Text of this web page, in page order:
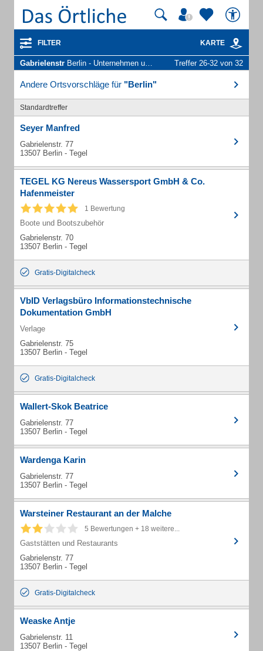
FILTER KARTE
Gabrielenstr Berlin - Unternehmen und Personen Treffer 26-32 von 32
Andere Ortsvorschläge für "Berlin"
Standardtreffer
Seyer Manfred
Gabrielenstr. 77
13507 Berlin - Tegel
TEGEL KG Nereus Wassersport GmbH & Co.
Hafenmeister
1 Bewertung
Boote und Bootszubehör
Gabrielenstr. 70
13507 Berlin - Tegel
Gratis-Digitalcheck
VbID Verlagsbüro Informationstechnische
Dokumentation GmbH
Verlage
Gabrielenstr. 75
13507 Berlin - Tegel
Gratis-Digitalcheck
Wallert-Skok Beatrice
Gabrielenstr. 77
13507 Berlin - Tegel
Wardenga Karin
Gabrielenstr. 77
13507 Berlin - Tegel
Warsteiner Restaurant an der Malche
5 Bewertungen + 18 weitere...
Gaststätten und Restaurants
Gabrielenstr. 77
13507 Berlin - Tegel
Gratis-Digitalcheck
Weaske Antje
Gabrielenstr. 11
13507 Berlin - Tegel